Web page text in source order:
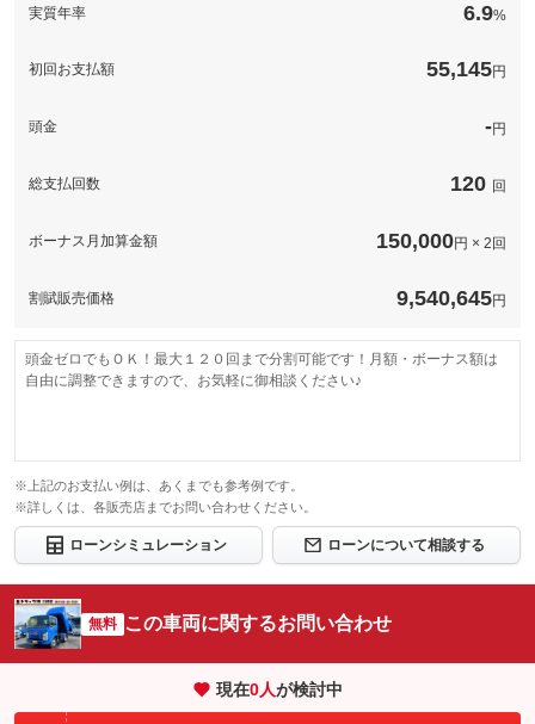
備考
実質年率 6.9%
初回お支払額 55,145円
頭金 -円
総支払回数 120 回
ボーナス月加算金額 150,000円 × 2回
割賦販売価格 9,540,645円
頭金ゼロでもＯＫ！最大１２０回まで分割可能です！月額・ボーナス額は
自由に調整できますので、お気軽に御相談ください♪
※上記のお支払い例は、あくまでも参考例です。
※詳しくは、各販売店までお問い合わせください。
ローンシミュレーション ローンについて相談する
無料 この車両に関するお問い合わせ
現在0人が検討中